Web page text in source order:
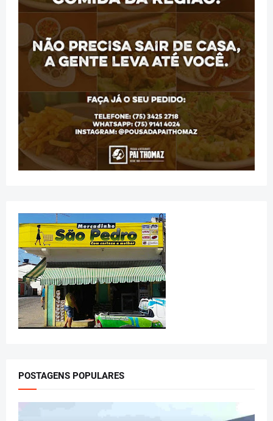
POSTAGENS POPULARES